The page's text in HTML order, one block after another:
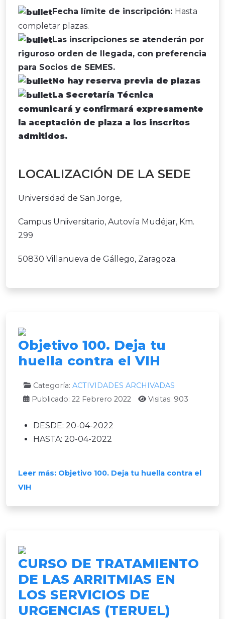
Fecha límite de inscripción: Hasta
completar plazas.
Las inscripciones se atenderán por
riguroso orden de llegada, con preferencia
para Socios de SEMES.
No hay reserva previa de plazas
La Secretaría Técnica
comunicará y confirmará expresamente
la aceptación de plaza a los inscritos
admitidos.
LOCALIZACIÓN DE LA SEDE
Universidad de San Jorge,
Campus Uniiversitario, Autovía Mudéjar, Km.
299
50830 Villanueva de Gállego, Zaragoza.
Objetivo 100. Deja tu
huella contra el VIH
Categoría: ACTIVIDADES ARCHIVADAS
Publicado: 22 Febrero 2022
Visitas: 903
DESDE: 20-04-2022
HASTA: 20-04-2022
Leer más: Objetivo 100. Deja tu huella contra el
VIH
CURSO DE TRATAMIENTO
DE LAS ARRITMIAS EN
LOS SERVICIOS DE
URGENCIAS (TERUEL)